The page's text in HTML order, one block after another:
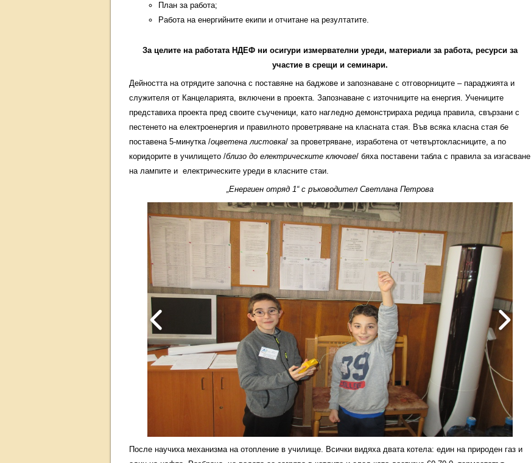
План за работа;
Работа на енергийните екипи и отчитане на резултатите.
За целите на работата НДЕФ ни осигури измервателни уреди, материали за работа, ресурси за
участие в срещи и семинари.
Дейността на отрядите започна с поставяне на баджове и запознаване с отговорниците – параджията и
служителя от Канцеларията, включени в проекта. Запознаване с източниците на енергия. Учениците
представиха проекта пред своите съученици, като нагледно демонстрираха редица правила, свързани с
пестенето на електроенергия и правилното проветряване на класната стая. Във всяка класна стая бе
поставена 5-минутка /оцветена листовка/ за проветряване, изработена от четвъртокласниците, а по
коридорите в училището /близо до електрическите ключове/ бяха поставени табла с правила за изгасване
на лампите и електрическите уреди в класните стаи.
„Енергиен отряд 1“ с ръководител Светлана Петрова
После научиха механизма на отопление в училище. Всички видяха двата котела: един на природен газ и